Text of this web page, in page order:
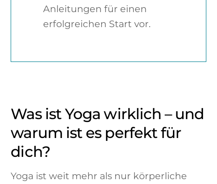
Anleitungen für einen
erfolgreichen Start vor.
Was ist Yoga wirklich – und
warum ist es perfekt für
dich?
Yoga ist weit mehr als nur körperliche